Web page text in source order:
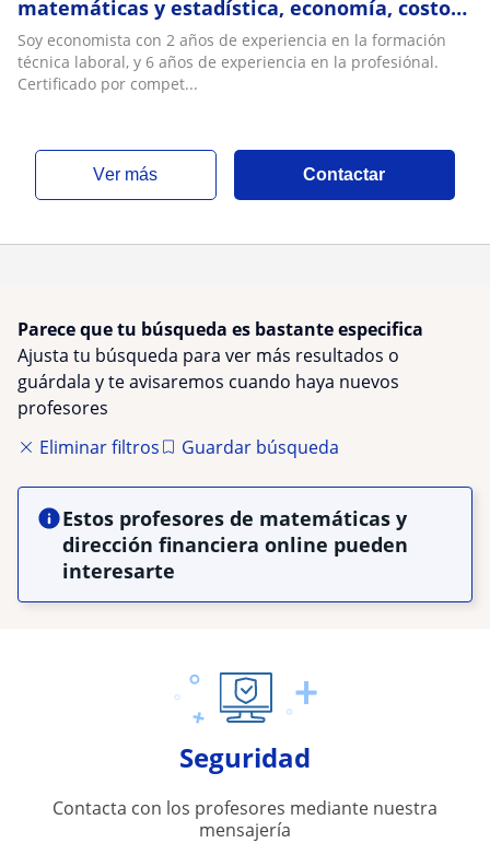
matemáticas y estadística, economía, costos
y presupuestos. Dispuesto a atender todo
tipo de población de la ciudad de Medellín
Soy economista con 2 años de experiencia en la formación
técnica laboral, y 6 años de experiencia en la profesiónal.
Certificado por compet...
ver más Contactar
Parece que tu búsqueda es bastante especifica
Ajusta tu búsqueda para ver más resultados o
guárdala y te avisaremos cuando haya nuevos
profesores
Eliminar filtros
Guardar búsqueda
Estos profesores de matemáticas y
dirección financiera online pueden
interesarte
Seguridad
Contacta con los profesores mediante nuestra
mensajería